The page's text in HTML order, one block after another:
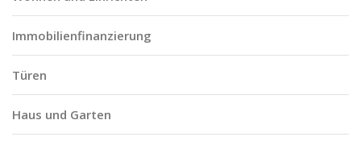
Immobilienfinanzierung
Türen
Haus und Garten